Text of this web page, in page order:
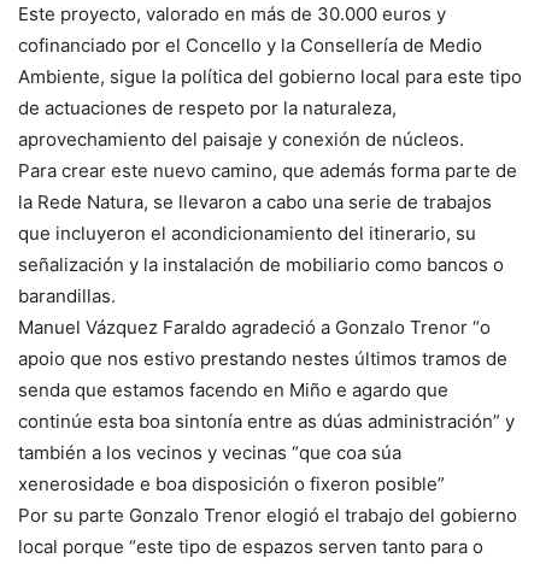
Este proyecto, valorado en más de 30.000 euros y
cofinanciado por el Concello y la Consellería de Medio
Ambiente, sigue la política del gobierno local para este tipo
de actuaciones de respeto por la naturaleza,
aprovechamiento del paisaje y conexión de núcleos.
Para crear este nuevo camino, que además forma parte de
la Rede Natura, se llevaron a cabo una serie de trabajos
que incluyeron el acondicionamiento del itinerario, su
señalización y la instalación de mobiliario como bancos o
barandillas.
Manuel Vázquez Faraldo agradeció a Gonzalo Trenor “o
apoio que nos estivo prestando nestes últimos tramos de
senda que estamos facendo en Miño e agardo que
continúe esta boa sintonía entre as dúas administración” y
también a los vecinos y vecinas “que coa súa
xenerosidade e boa disposición o fixeron posible”
Por su parte Gonzalo Trenor elogió el trabajo del gobierno
local porque “este tipo de espazos serven tanto para o